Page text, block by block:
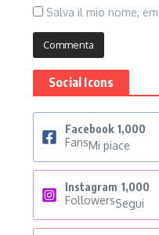
Salva il mio nome,
Social Icons
Facebook 1,000
FansMi piace
Instagram 1,000
FollowersSegui